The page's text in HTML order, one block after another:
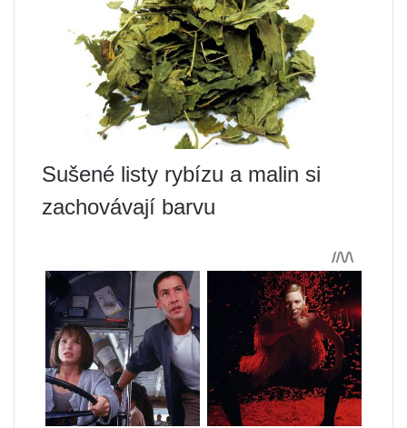
Sušené listy rybízu a malin si
zachovávají barvu